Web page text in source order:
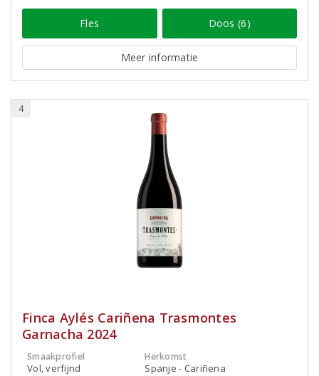
Fles Doos (6)
Meer informatie
4
Finca Aylés Cariñena Trasmontes
Garnacha 2024
Smaakprofiel
Vol, verfijnd
Herkomst
Spanje - Cariñena